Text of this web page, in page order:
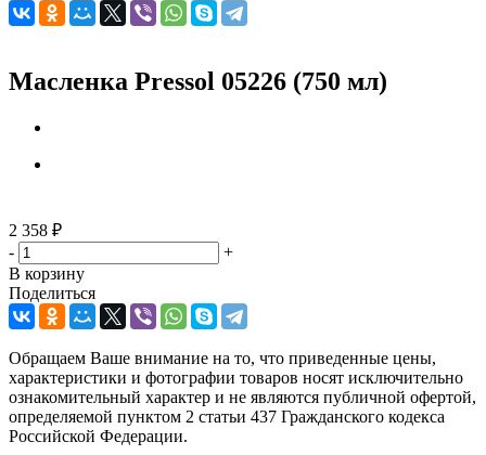
Масленка Pressol 05226 (750 мл)
2 358 ₽
-
+
В корзину
Поделиться
Обращаем Ваше внимание на то, что приведенные цены,
характеристики и фотографии товаров носят исключительно
ознакомительный характер и не являются публичной офертой,
определяемой пунктом 2 статьи 437 Гражданского кодекса
Российской Федерации.